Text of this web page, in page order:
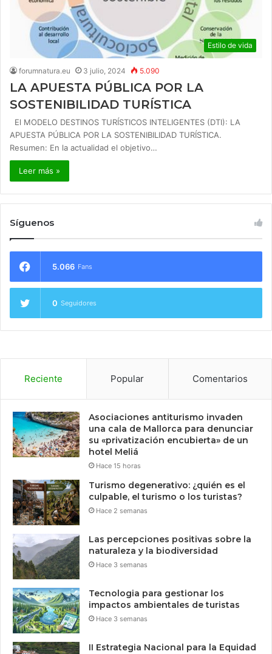
Estilo de vida
forumnatura.eu 3 julio, 2024 5.090
LA APUESTA PÚBLICA POR LA
SOSTENIBILIDAD TURÍSTICA
El MODELO DESTINOS TURÍSTICOS INTELIGENTES (DTI): LA
APUESTA PÚBLICA POR LA SOSTENIBILIDAD TURÍSTICA.
Resumen: En la actualidad el objetivo…
Leer más »
Síguenos
5.066 Fans
0 Seguidores
Reciente Popular Comentarios
Asociaciones antiturismo invaden
una cala de Mallorca para denunciar
su «privatización encubierta» de un
hotel Meliá
Hace 15 horas
Turismo degenerativo: ¿quién es el
culpable, el turismo o los turistas?
Hace 2 semanas
Las percepciones positivas sobre la
naturaleza y la biodiversidad
Hace 3 semanas
Tecnologia para gestionar los
impactos ambientales de turistas
Hace 3 semanas
II Estrategia Nacional para la Equidad